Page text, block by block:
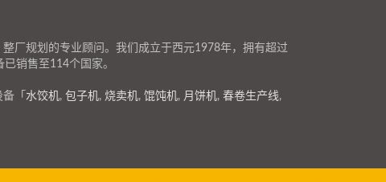
厂规划的专业顾问。我们成立于西元1978年，拥有超过
销售至114个国家。
「 水饺机, 包子机, 烧卖机, 馄饨机, 月饼机, 春卷生产线,